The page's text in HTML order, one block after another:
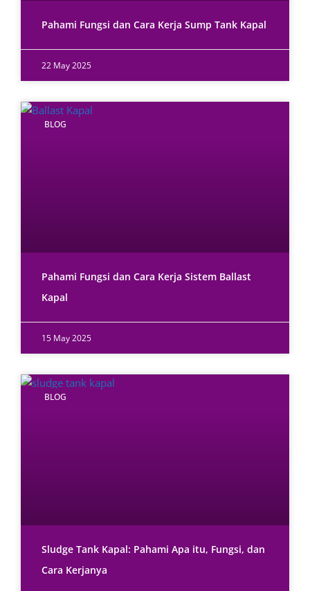
Pahami Fungsi dan Cara Kerja Sump Tank Kapal
22 May 2025
BLOG
Pahami Fungsi dan Cara Kerja Sistem Ballast
Kapal
15 May 2025
BLOG
Sludge Tank Kapal: Pahami Apa itu, Fungsi, dan
Cara Kerjanya